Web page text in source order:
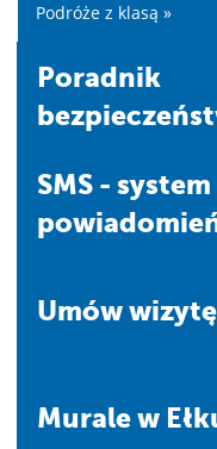
Podróże z klasą »
Poradnik
SMS - system
Umów wizytę
Murale w